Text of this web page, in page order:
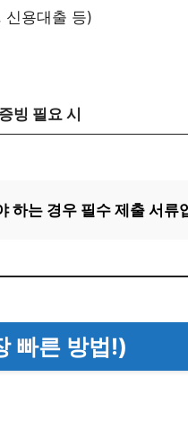
신용대출 등)
빙 필요 시
하는 경우 필수 제출 서류
빠른 방법!)